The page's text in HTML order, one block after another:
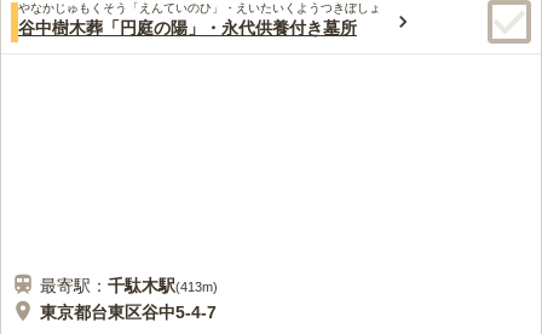
ご予約いただけます。
この霊園はまだ誰からも評価されていません。
やなかじゅもくそう「えんていのひ」・えいたいくようつきぼしょ
谷中樹木葬「円庭の陽」・永代供養付き墓所
最寄駅： 千駄木駅(413m)
東京都台東区谷中5-4-7